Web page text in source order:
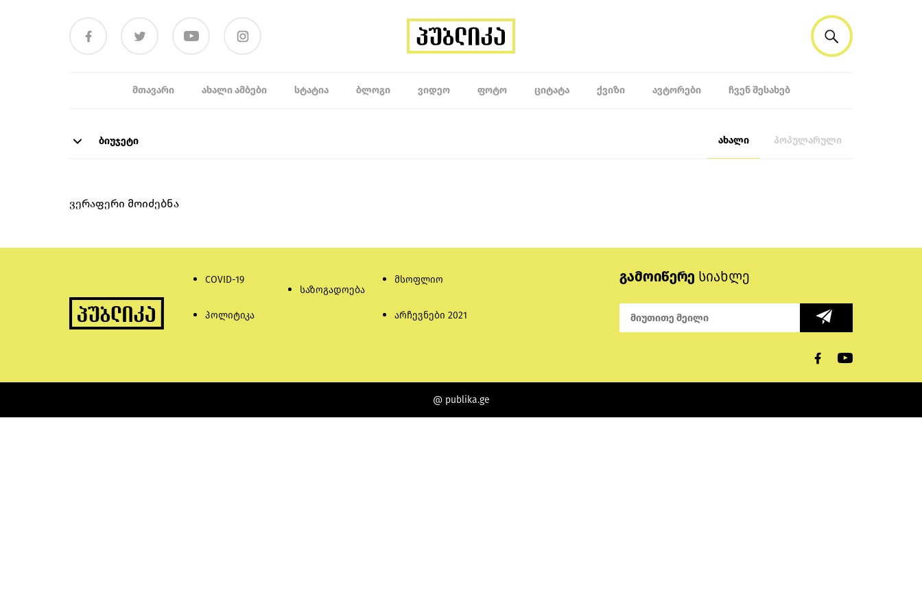
ᲛᲗᲐᲕᲐᲠᲘ ᲐᲮᲐᲚᲘ ᲐᲛᲑᲔᲑᲘ ᲡᲢᲐᲢᲘᲐ ᲑᲚᲝᲒᲘ ᲕᲘᲓᲔᲝ ᲤᲝᲢᲝ ᲪᲘᲢᲐᲢᲐ ᲥᲕᲘᲖᲘ ᲐᲕᲢᲝᲠᲔᲑᲘ ᲩᲕᲔᲜ ᲨᲔᲡᲐᲮᲔᲑ
ბიუჯეტი ახალი პოპულარული
ვერაფერი მოიძებნა
COVID-19
პოლიტიკა
საზოგადოება
მსოფლიო
არჩევნები 2021
გამოიწერე სიახლე
@ publika.ge